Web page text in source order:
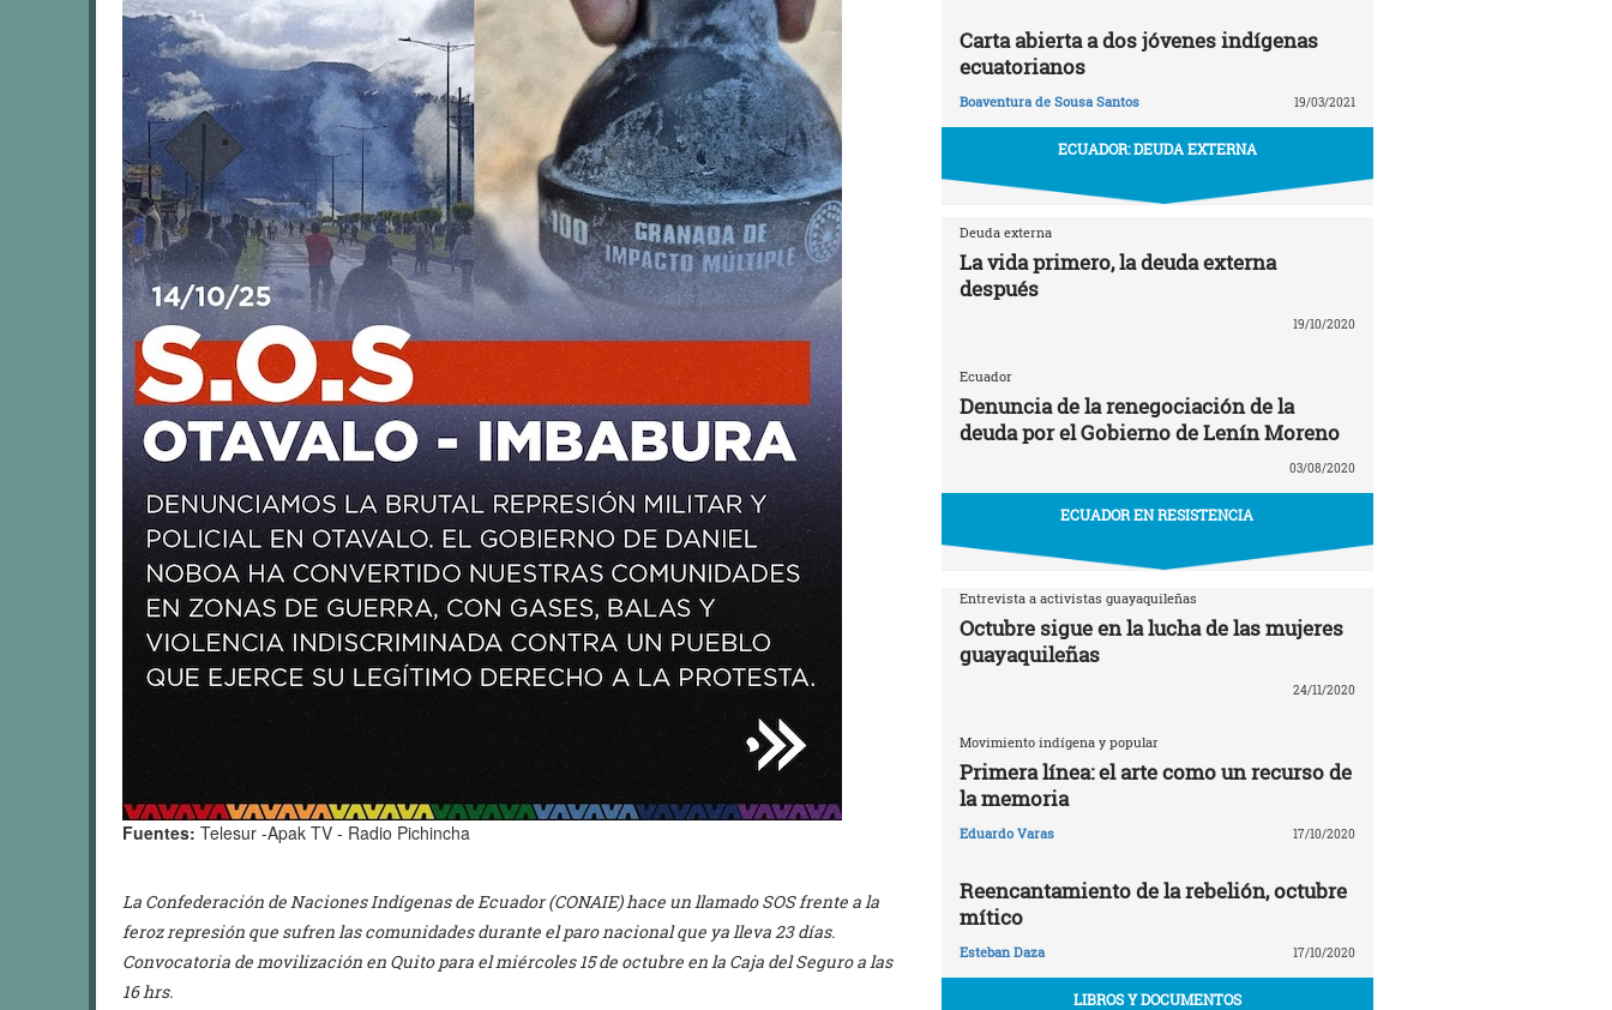
Fuentes: Telesur -Apak TV - Radio Pichincha
La Confederación de Naciones Indígenas de Ecuador (CONAIE) hace un llamado SOS frente a la
feroz represión que sufren las comunidades durante el paro nacional que ya lleva 23 días.
Convocatoria de movilización en Quito para el miércoles 15 de octubre en la Caja del Seguro a las
16 hrs.
Carta abierta a dos jóvenes indígenas
ecuatorianos
Boaventura de Sousa Santos 19/03/2021
ECUADOR: DEUDA EXTERNA
Deuda externa
La vida primero, la deuda externa
después
19/10/2020
Ecuador
Denuncia de la renegociación de la
deuda por el Gobierno de Lenín Moreno
03/08/2020
ECUADOR EN RESISTENCIA
Entrevista a activistas guayaquileñas
Octubre sigue en la lucha de las mujeres
guayaquileñas
24/11/2020
Movimiento indígena y popular
Primera línea: el arte como un recurso de
la memoria
Eduardo Varas 17/10/2020
Reencantamiento de la rebelión, octubre
mítico
Esteban Daza 17/10/2020
LIBROS Y DOCUMENTOS